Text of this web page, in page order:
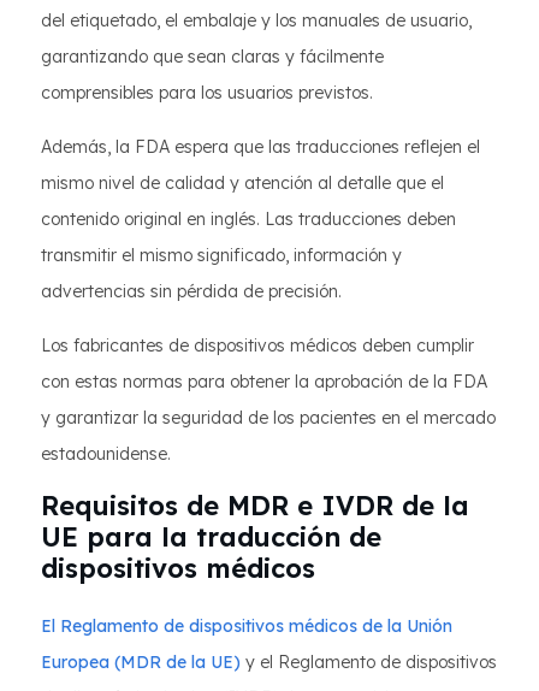
del etiquetado, el embalaje y los manuales de usuario,
garantizando que sean claras y fácilmente
comprensibles para los usuarios previstos.
Además, la FDA espera que las traducciones reflejen el
mismo nivel de calidad y atención al detalle que el
contenido original en inglés. Las traducciones deben
transmitir el mismo significado, información y
advertencias sin pérdida de precisión.
Los fabricantes de dispositivos médicos deben cumplir
con estas normas para obtener la aprobación de la FDA
y garantizar la seguridad de los pacientes en el mercado
estadounidense.
Requisitos de MDR e IVDR de la
UE para la traducción de
dispositivos médicos
El Reglamento de dispositivos médicos de la Unión
Europea (MDR de la UE) y el Reglamento de dispositivos